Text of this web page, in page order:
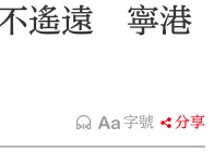
遙遠 寧港
字號 分享